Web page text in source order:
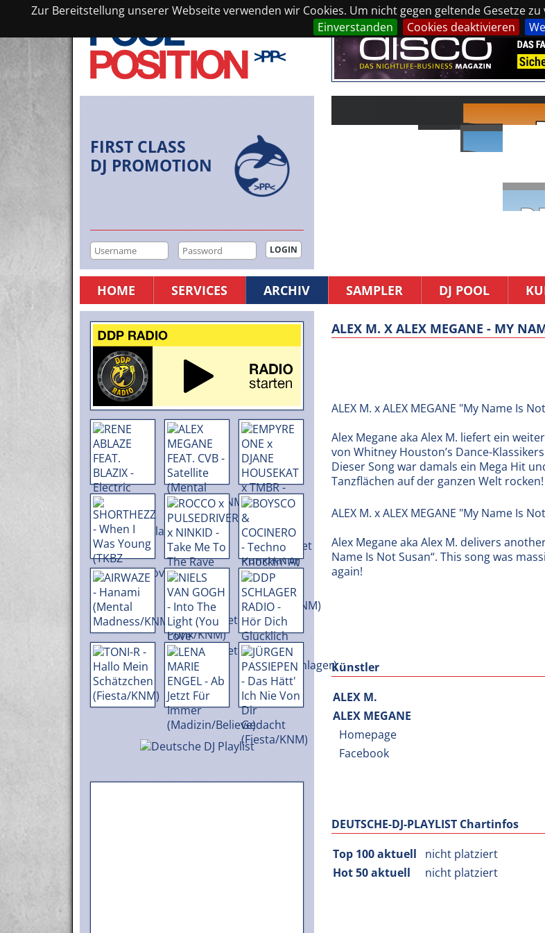
Zur Bereitstellung unserer Webseite verwenden wir Cookies. Um nicht gegen geltende Gesetze
Einverstanden
Cookies deaktivieren
FIRST CLASS
DJ PROMOTION
HOME SERVICES ARCHIV SAMPLER DJ POOL
ALEX M. X ALEX MEGANE - MY
ALEX M. x ALEX MEGANE "My Name Is
Alex Megane aka Alex M. liefert ein
von Whitney Houston’s Dance-
Dieser Song war damals ein Mega Hit
Tanzflächen auf der ganzen Welt rocken!
ALEX M. x ALEX MEGANE "My Name Is
Alex Megane aka Alex M. delivers
Name Is Not Susan“. This song was
again!
Künstler
ALEX M.
ALEX MEGANE
Homepage
Facebook
DEUTSCHE-DJ-PLAYLIST Chartinfos
Top 100 aktuell
nicht platziert
Hot 50 aktuell
nicht platziert